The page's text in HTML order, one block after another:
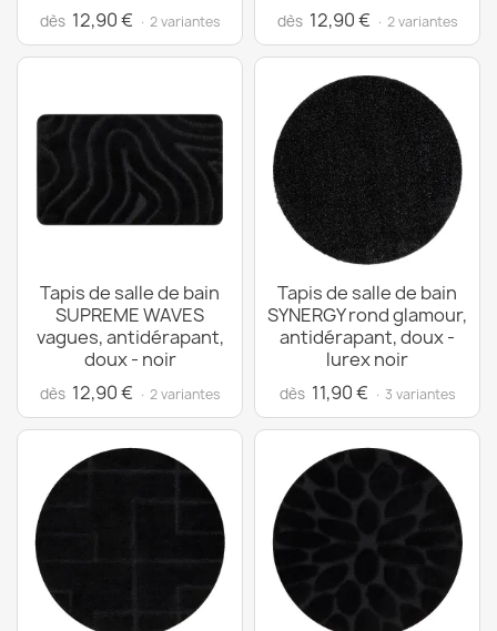
dès 12,90 € · 2 variantes dès 12,90 € · 2 variantes
Tapis de salle de bain
SUPREME WAVES
vagues, antidérapant,
doux - noir
dès 12,90 € · 2 variantes
Tapis de salle de bain
SYNERGY rond glamour,
antidérapant, doux -
lurex noir
dès 11,90 € · 3 variantes